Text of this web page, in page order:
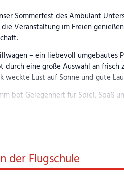
in Deutschland,
letzten 30 Jahre zeigen, dass die
Fankultur im Fußball, sie wirkt
junger Menschen fördert.“
Sommerfest des Ambulant
Veranstaltung im Freien
– ein liebevoll umgebautes
eine große Auswahl an frisch
weckte Lust auf Sonne und gute
bot Gelegenheit für Spiel, Spaß
und Teamgeist waren gefragt.
jede und jeder ein lustiges Foto
schönen Erinnerungen
der Flugschule